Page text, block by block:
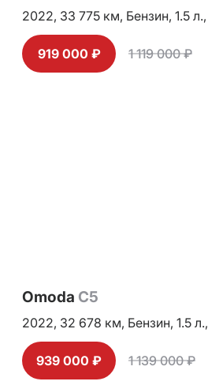
2022, 33 775 км, Бензин, 1.5 л.,
919 000 ₽ 1 119 000 ₽
Omoda C5
2022, 32 678 км, Бензин, 1.5 л.,
939 000 ₽ 1 139 000 ₽